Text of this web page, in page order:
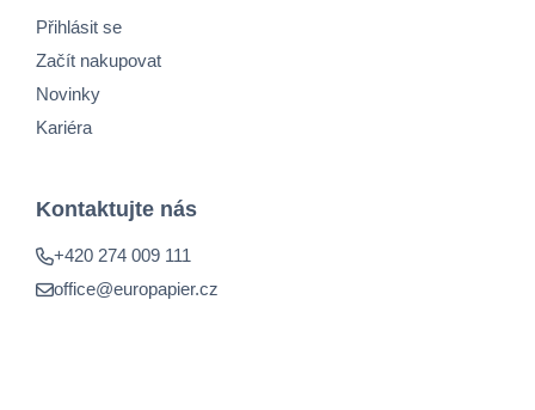
Přihlásit se
Začít nakupovat
Novinky
Kariéra
Kontaktujte nás
+420 274 009 111
office@europapier.cz